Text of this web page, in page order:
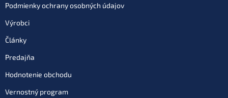
Podmienky ochrany osobných údajov
Výrobci
Články
Predajňa
Hodnotenie obchodu
Vernostný program